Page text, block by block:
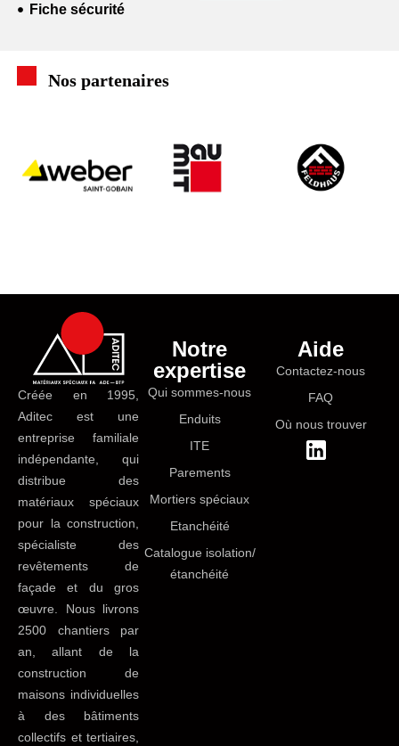
Fiche sécurité
Nos partenaires
Créée en 1995,
Aditec est une
entreprise familiale
indépendante, qui
distribue des
matériaux spéciaux
pour la construction,
spécialiste des
revêtements de
façade et du gros
œuvre. Nous livrons
2500 chantiers par
an, allant de la
construction de
maisons individuelles
à des bâtiments
collectifs et tertiaires,
Notre
expertise
Qui sommes-nous
Enduits
ITE
Parements
Mortiers spéciaux
Etanchéité
Catalogue isolation/
étanchéité
Aide
Contactez-nous
FAQ
Où nous trouver